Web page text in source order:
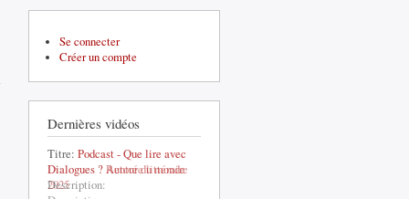
Se connecter
Créer un compte
Dernières vidéos
Titre: Podcast - Que lire avec
Dialogues ? Autour du monde
Description: